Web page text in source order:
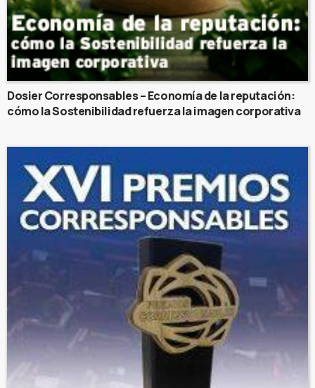
Dosier Corresponsables – Economía de la reputación:
cómo la Sostenibilidad refuerza la imagen corporativa